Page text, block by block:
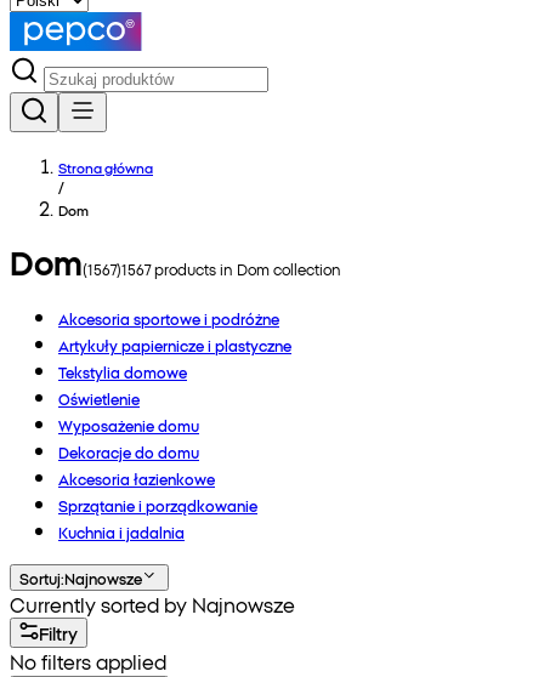
Strona główna
/
Dom
Dom(1567)1567products in Domcollection
Akcesoria sportowe i podróżne
Artykuły papiernicze i plastyczne
Tekstylia domowe
Oświetlenie
Wyposażenie domu
Dekoracje do domu
Akcesoria łazienkowe
Sprzątanie i porządkowanie
Kuchnia i jadalnia
Sortuj:Najnowsze
Currently sorted by Najnowsze
Filtry
No filters applied